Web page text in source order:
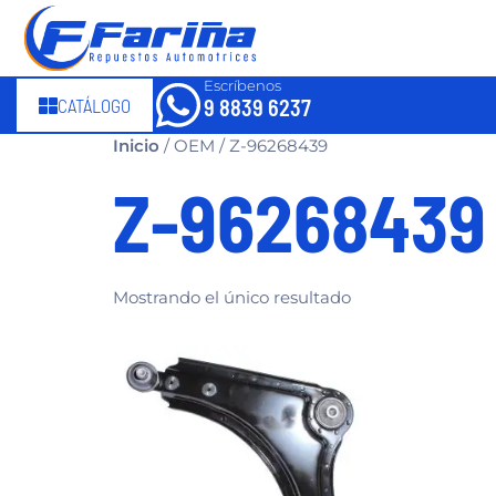
CATÁLOGO
Escríbenos
9 8839 6237
Inicio / OEM / Z-96268439
Z-96268439
Mostrando el único resultado